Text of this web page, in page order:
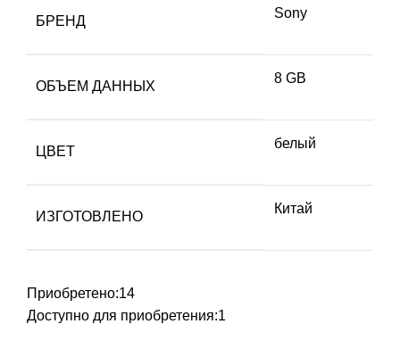
БРЕНД
Sony
ОБЪЕМ ДАННЫХ
8 GB
ЦВЕТ
белый
ИЗГОТОВЛЕНО
Китай
Приобретено:14
Доступно для приобретения:1